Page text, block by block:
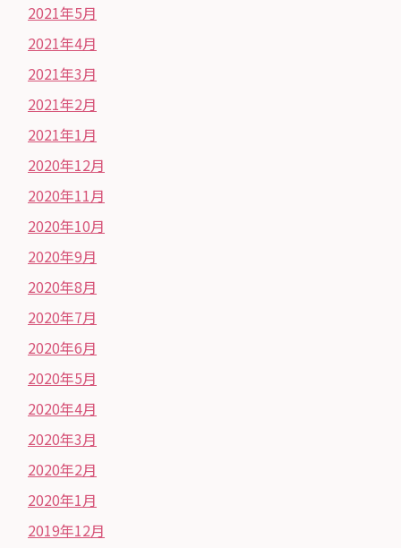
2021年5月
2021年4月
2021年3月
2021年2月
2021年1月
2020年12月
2020年11月
2020年10月
2020年9月
2020年8月
2020年7月
2020年6月
2020年5月
2020年4月
2020年3月
2020年2月
2020年1月
2019年12月